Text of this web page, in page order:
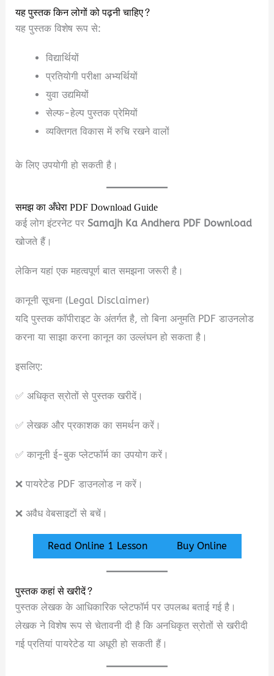
यह पुस्तक किन लोगों को पढ़नी चाहिए?
यह पुस्तक विशेष रूप से:
विद्यार्थियों
प्रतियोगी परीक्षा अभ्यर्थियों
युवा उद्यमियों
सेल्फ-हेल्प पुस्तक प्रेमियों
व्यक्तिगत विकास में रुचि रखने वालों
के लिए उपयोगी हो सकती है।
समझ का अँधेरा PDF Download Guide
कई लोग इंटरनेट परSamajh Ka Andhera PDF Download
खोजते हैं।
लेकिन यहां एक महत्वपूर्ण बात समझना जरूरी है।
कानूनी सूचना (Legal Disclaimer)
यदि पुस्तक कॉपीराइट के अंतर्गत है, तो बिना अनुमति PDF डाउनलोड
करना या साझा करना कानून का उल्लंघन हो सकता है।
इसलिए:
✅ अधिकृत स्रोतों से पुस्तक खरीदें।
✅ लेखक और प्रकाशक का समर्थन करें।
✅ कानूनी ई-बुक प्लेटफॉर्म का उपयोग करें।
❌ पायरेटेड PDF डाउनलोड न करें।
❌ अवैध वेबसाइटों से बचें।
Read Online 1 Lesson Buy Online
पुस्तक कहां से खरीदें?
पुस्तक लेखक के आधिकारिक प्लेटफॉर्म पर उपलब्ध बताई गई है।
लेखक ने विशेष रूप से चेतावनी दी है कि अनधिकृत स्रोतों से खरीदी
गई प्रतियां पायरेटेड या अधूरी हो सकती हैं।